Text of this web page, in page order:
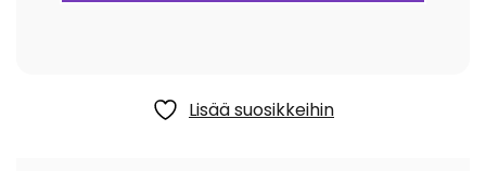
Lisää suosikkeihin